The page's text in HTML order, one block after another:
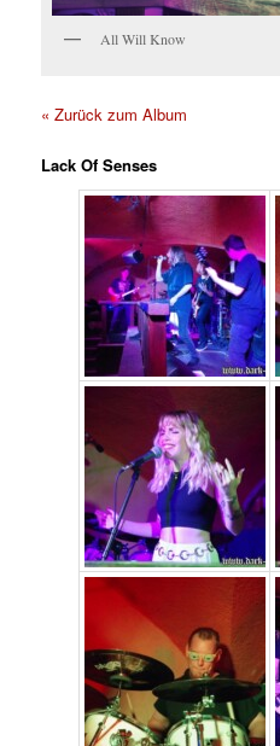
All Will Know
« Zurück zum Album
Lack Of Senses